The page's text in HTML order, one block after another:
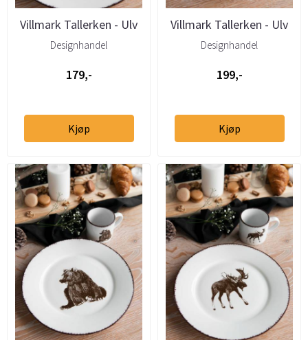
Villmark Tallerken - Ulv
19cm
Designhandel
179,-
Kjøp
Villmark Tallerken - Ulv
27cm
Designhandel
199,-
Kjøp